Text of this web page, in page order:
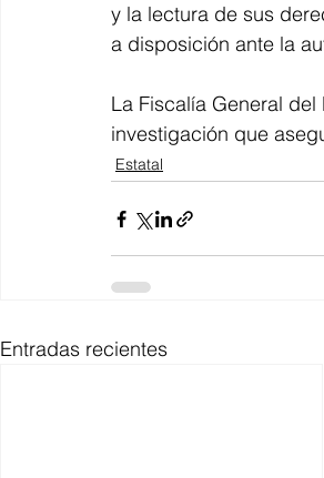
y la lectura de sus
a disposición ante la
La Fiscalía General
investigación que
Estatal
Entradas recientes